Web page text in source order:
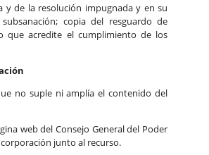
y de la resolución impugnada y en su
copia del resguardo de
acredite el cumplimiento de los
no suple ni amplía el contenido del
web del Consejo General del Poder
junto al recurso.